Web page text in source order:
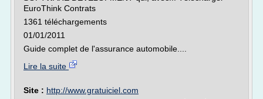
EuroThink Contrats
1361 téléchargements
01/01/2011
Guide complet de l'assurance automobile....
Lire la suite
Site : http://www.gratuiciel.com